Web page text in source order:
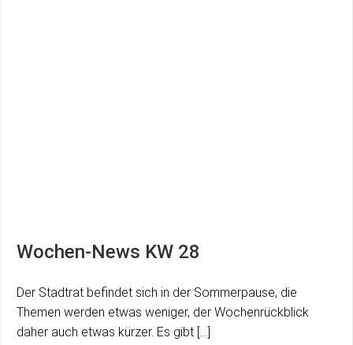
Wochen-News KW 28
Der Stadtrat befindet sich in der Sommerpause, die
Themen werden etwas weniger, der Wochenrückblick
daher auch etwas kürzer. Es gibt […]